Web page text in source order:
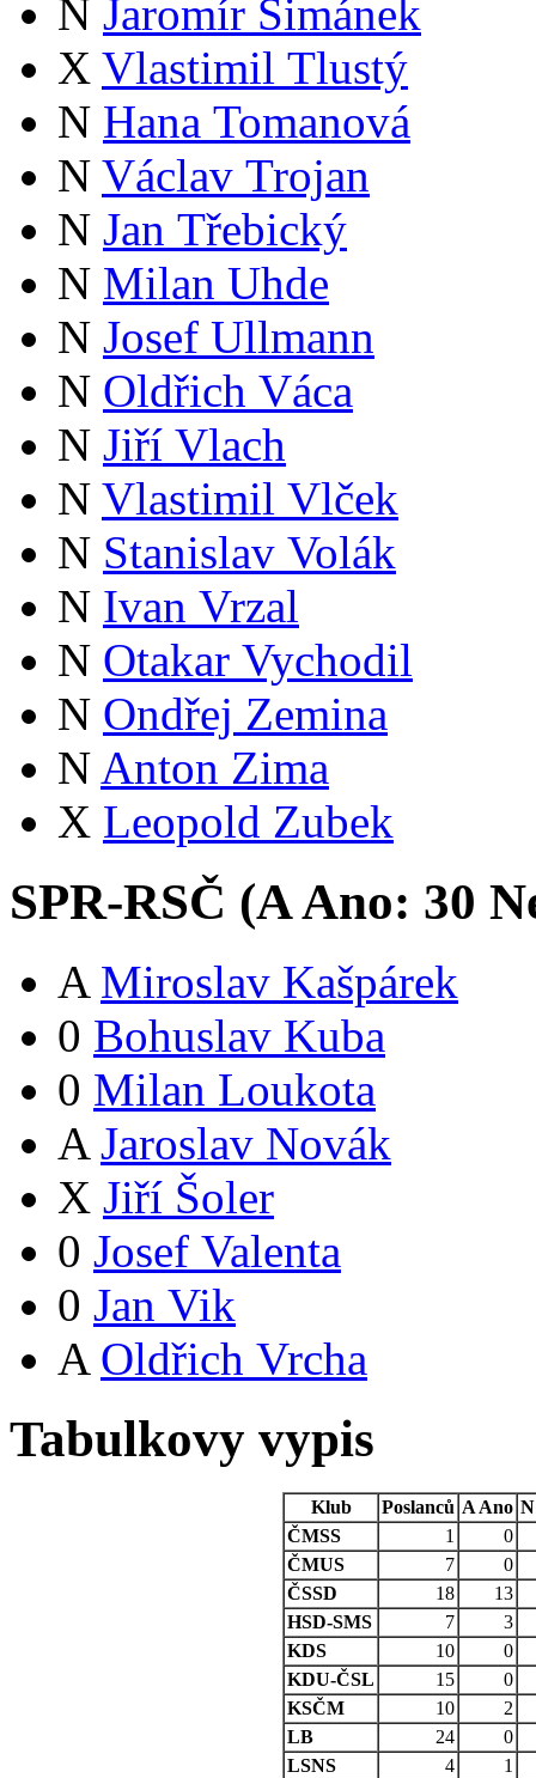
N Jaromír Šimánek
X Vlastimil Tlustý
N Hana Tomanová
N Václav Trojan
N Jan Třebický
N Milan Uhde
N Josef Ullmann
N Oldřich Váca
N Jiří Vlach
N Vlastimil Vlček
N Stanislav Volák
N Ivan Vrzal
N Otakar Vychodil
N Ondřej Zemina
N Anton Zima
X Leopold Zubek
SPR-RSČ (AAno: 30
A Miroslav Kašpárek
0 Bohuslav Kuba
0 Milan Loukota
A Jaroslav Novák
X Jiří Šoler
0 Josef Valenta
0 Jan Vik
A Oldřich Vrcha
Tabulkovy vypis
Klub Poslanců A Ano N
ČMSS
1
0
ČMUS
7
0
ČSSD
18
13
HSD-SMS
7
3
KDS
10
0
KDU-ČSL
15
0
KSČM
10
2
LB
24
0
LSNS
4
1